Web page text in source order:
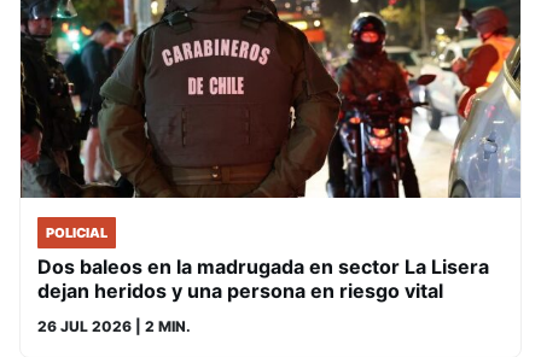
POLICIAL
Dos baleos en la madrugada en sector La Lisera
dejan heridos y una persona en riesgo vital
26 JUL 2026 | 2 MIN.